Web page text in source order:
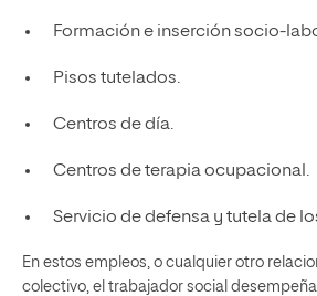
Formación e inserción socio-
Pisos tutelados.
Centros de día.
Centros de terapia ocupacional.
Servicio de defensa y tutela de
En estos empleos, o cualquier otro
colectivo, el trabajador social